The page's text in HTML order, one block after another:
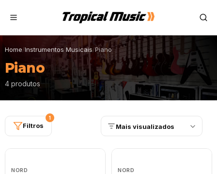
Home/Instrumentos Musicais/Piano
Piano
4 produtos
Filtros
1
Mais visualizados
NORD NORD